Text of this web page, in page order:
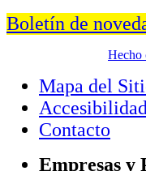
Boletín de
Hecho
Mapa del
Accesibilidad
Contacto
Empresas y